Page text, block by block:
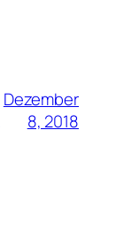
Dezember
8, 2018